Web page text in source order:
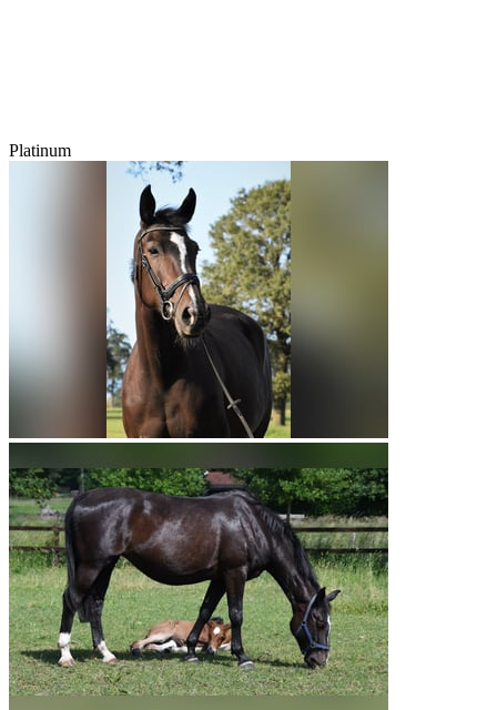
Platinum